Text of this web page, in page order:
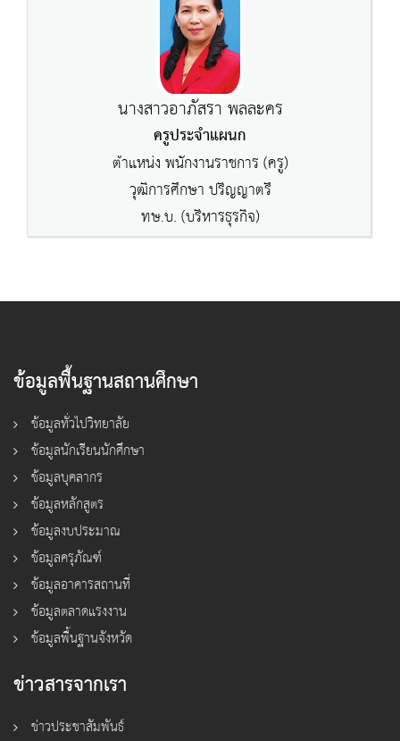
นางสาวอาภัสรา พลละคร
ครูประจำแผนก
ตำแหน่ง พนักงานราชการ (ครู)
วุฒิการศึกษา ปริญญาตรี
ทษ.บ. (บริหารธุรกิจ)
ข้อมูลพื้นฐานสถานศึกษา
ข้อมูลทั่วไปวิทยาลัย
ข้อมูลนักเรียนนักศึกษา
ข้อมูลบุคลากร
ข้อมูลหลักสูตร
ข้อมูลงบประมาณ
ข้อมูลครุภัณฑ์
ข้อมูลอาคารสถานที่
ข้อมูลตลาดแรงงาน
ข้อมูลพื้นฐานจังหวัด
ข่าวสารจากเรา
ข่าวประชาสัมพันธ์